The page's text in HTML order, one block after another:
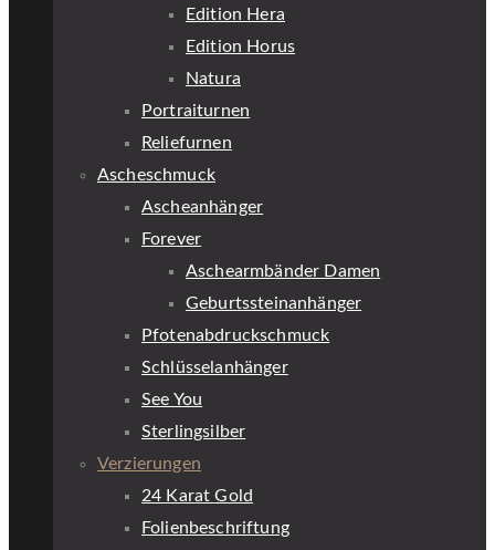
Edition Hera
Edition Horus
Natura
Portraiturnen
Reliefurnen
Ascheschmuck
Ascheanhänger
Forever
Aschearmbänder Damen
Geburtssteinanhänger
Pfotenabdruckschmuck
Schlüsselanhänger
See You
Sterlingsilber
Verzierungen
24 Karat Gold
Folienbeschriftung